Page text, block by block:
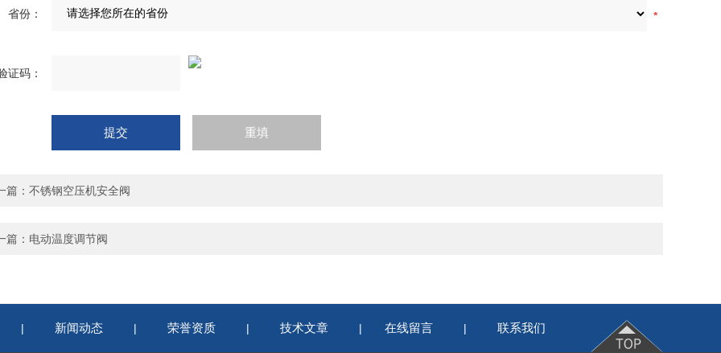
省份：
证码：
篇： 不锈钢空压机安全阀
篇： 电动温度调节阀
| 新闻动态 | 荣誉资质 | 技术文章 | 在线留言 | 联系我们